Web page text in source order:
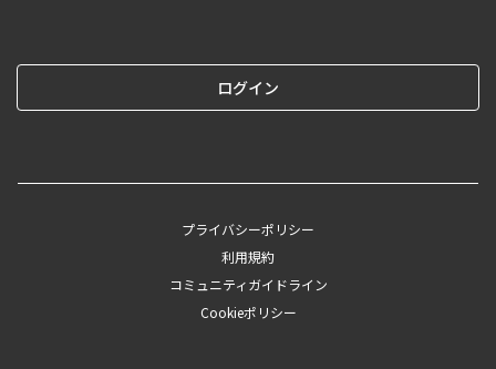
ログイン
プライバシーポリシー
利用規約
コミュニティガイドライン
Cookieポリシー